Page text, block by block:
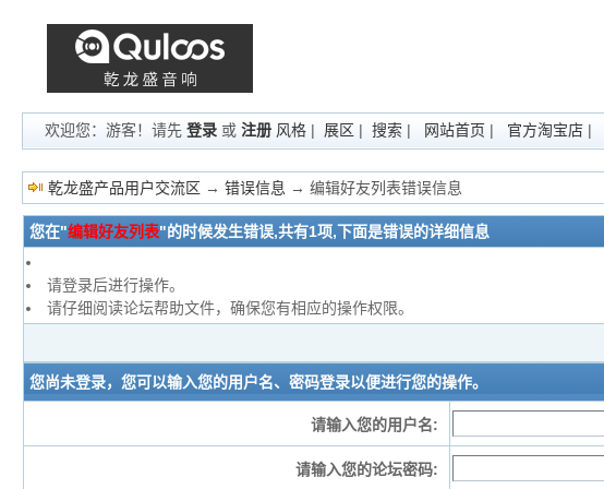
欢迎您：游客！请先登录 或注册 风格 | 展区 |搜索 | 网站首页 | 官方淘宝店 |
乾龙盛产品用户交流区 →错误信息 → 编辑好友列表错误信息
您在"编辑好友列表"的时候发生错误,共有1项,下面是错误的详细信息
请登录后进行操作。
请仔细阅读论坛帮助文件，确保您有相应的操作权限。
您尚未登录，您可以输入您的用户名、密码登录以便进行您的操作。
请输入您的用户名:
请输入您的论坛密码: